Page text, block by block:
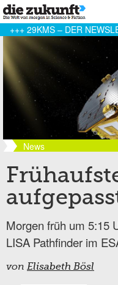
+++ 29KMS – DER
News
Morgen früh um 5:15
LISA Pathfinder im
von Elisabeth Bösl